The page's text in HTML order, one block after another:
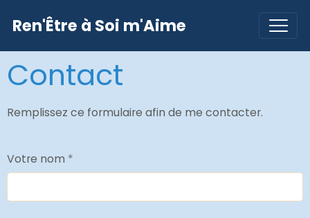
Ren'Être à Soi m'Aime
Contact
Remplissez ce formulaire afin de me contacter.
Votre nom